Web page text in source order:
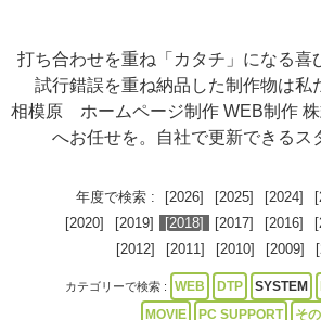
打ち合わせを重ね「カタチ」になる喜
試行錯誤を重ね納品した制作物は私
相模原 ホームページ制作 WEB制作 株
へお任せを。自社で更新できるス
年度で検索 : [2026] [2025] [2024]
[2020]
[2019] [2018] [2017] [2016]
[2012]
[2011] [2010] [2009]
カテゴリーで検索 : WEB DTP SYSTEM
MOVIE
PC SUPPORT そ